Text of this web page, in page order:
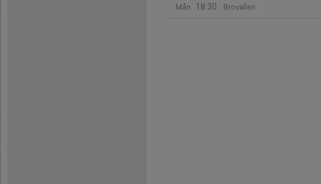
Mån
18:30
Brovallen